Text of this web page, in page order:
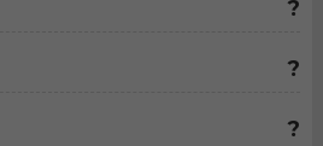
?
?
?